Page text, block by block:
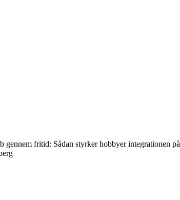
gennem fritid: Sådan styrker hobbyer integrationen på